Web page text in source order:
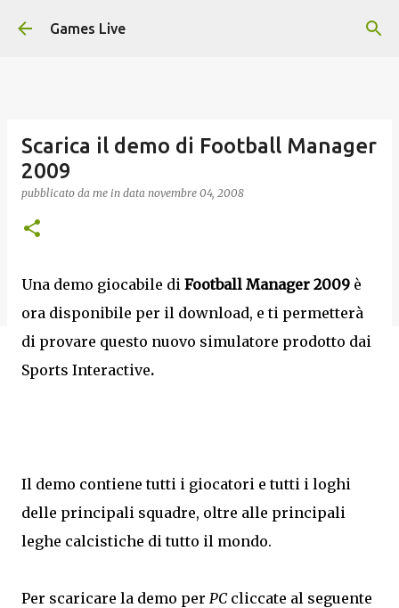
Passa ai contenuti principali
Games Live
Scarica il demo di Football Manager
2009
pubblicato da me in data novembre 04, 2008
Una demo giocabile di Football Manager 2009 è
ora disponibile per il download, e ti permetterà
di provare questo nuovo simulatore prodotto dai
Sports Interactive.
Il demo contiene tutti i giocatori e tutti i loghi
delle principali squadre, oltre alle principali
leghe calcistiche di tutto il mondo.
Per scaricare la demo per PC cliccate al seguente